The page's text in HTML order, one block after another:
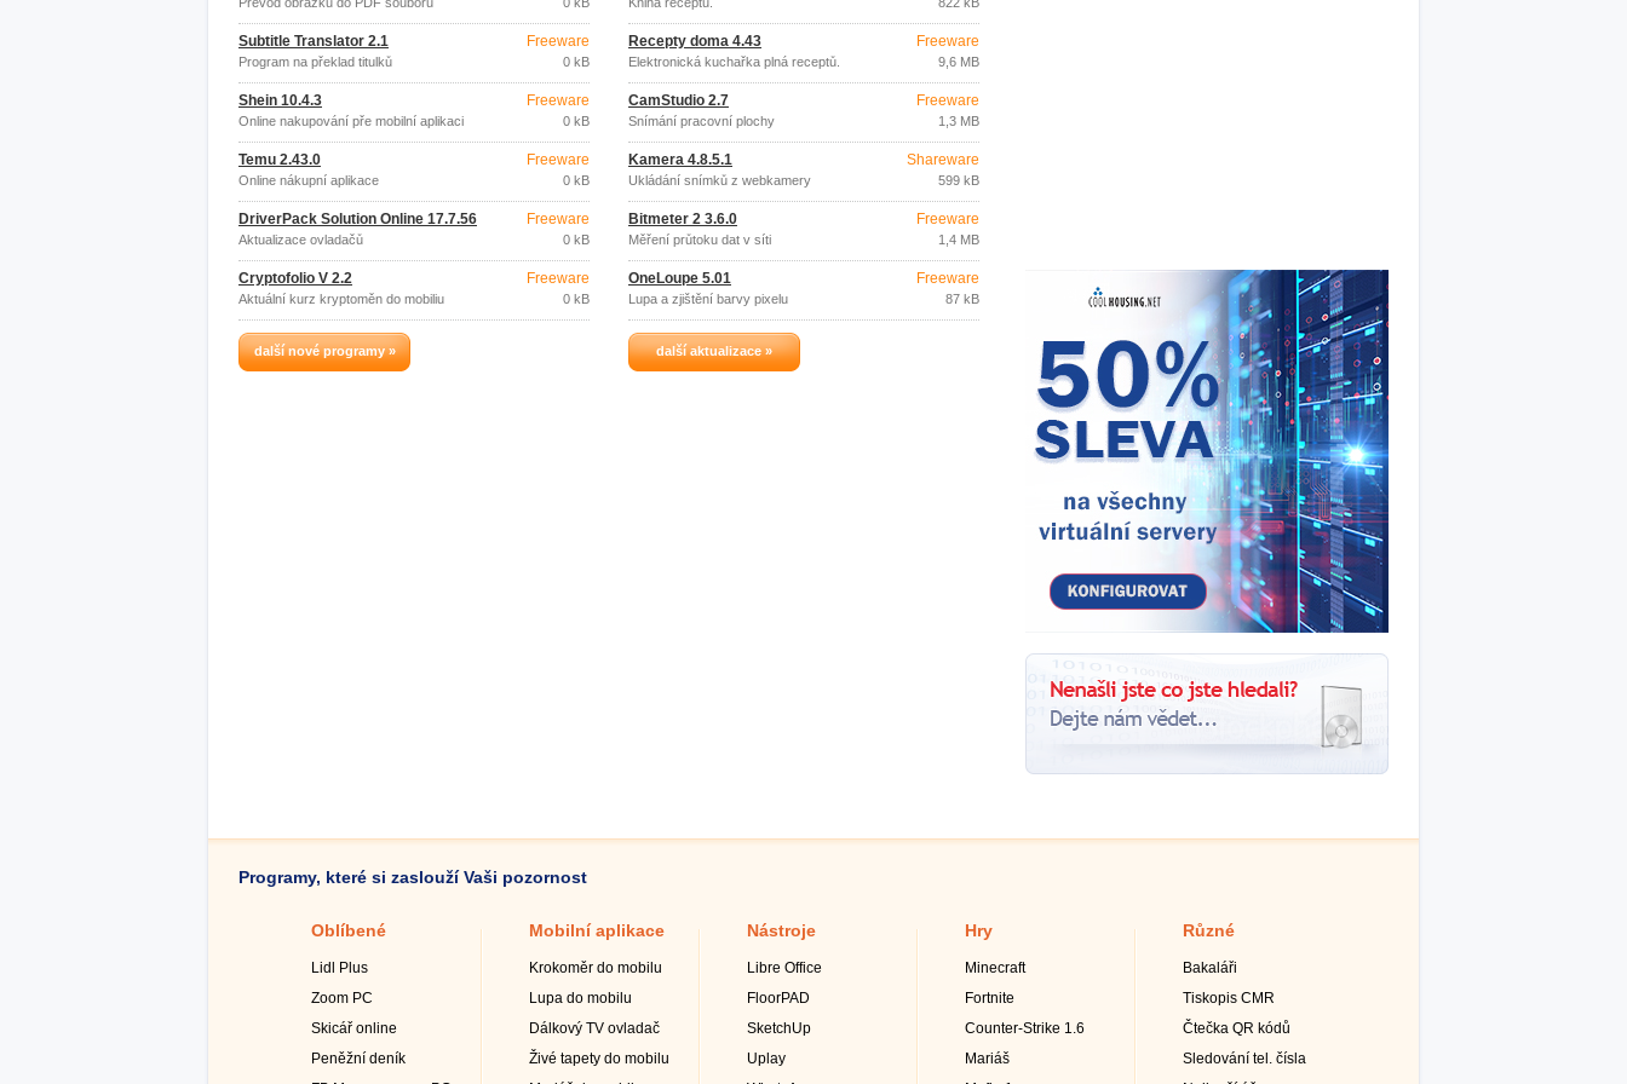
Subtitle Translator 2.1
Program na překlad titulků
Freeware
0 kB
Shein 10.4.3
Online nakupování pře mobilní aplikaci
Freeware
0 kB
Temu 2.43.0
Online nákupní aplikace
Freeware
0 kB
DriverPack Solution Online 17.7.56
Aktualizace ovladačů
Freeware
0 kB
Cryptofolio V 2.2
Aktuální kurz kryptoměn do mobiliu
Freeware
0 kB
další nové programy »
Recepty doma 4.43
Elektronická kuchařka plná receptů.
Freeware
9,6 MB
CamStudio 2.7
Snímání pracovní plochy
Freeware
1,3 MB
Kamera 4.8.5.1
Ukládání snímků z webkamery
Shareware
599 kB
Bitmeter 2 3.6.0
Měření průtoku dat v síti
Freeware
1,4 MB
OneLoupe 5.01
Lupa a zjištění barvy pixelu
Freeware
87 kB
další aktualizace »
Programy, které si zaslouží Vaši pozornost
Oblíbené
Lidl Plus
Zoom PC
Skicář online
Peněžní deník
Mobilní aplikace
Krokoměr do mobilu
Lupa do mobilu
Dálkový TV ovladač
Živé tapety do mobilu
Nástroje
Libre Office
FloorPAD
SketchUp
Uplay
Hry
Minecraft
Fortnite
Counter-Strike 1.6
Mariáš
Různé
Bakaláři
Tiskopis CMR
Čtečka QR kódů
Sledování tel. čísla